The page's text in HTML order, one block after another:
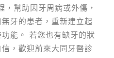
幫助因牙周病或外傷，
牙的患者，重新建立起
能。 若您也有缺牙的狀
，歡迎前來大同牙醫診